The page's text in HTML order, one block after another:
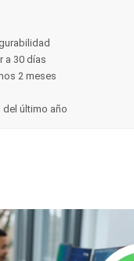
a 30 días
2 meses
del último año